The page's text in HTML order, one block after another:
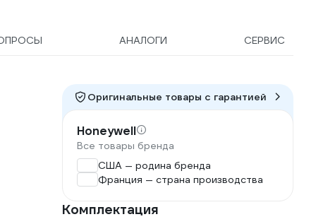
АНАЛОГИ СЕРВИС
Оригинальные товары c гарантией
Honeywell
Все товары бренда
США — родина бренда
Франция — страна производства
Комплектация